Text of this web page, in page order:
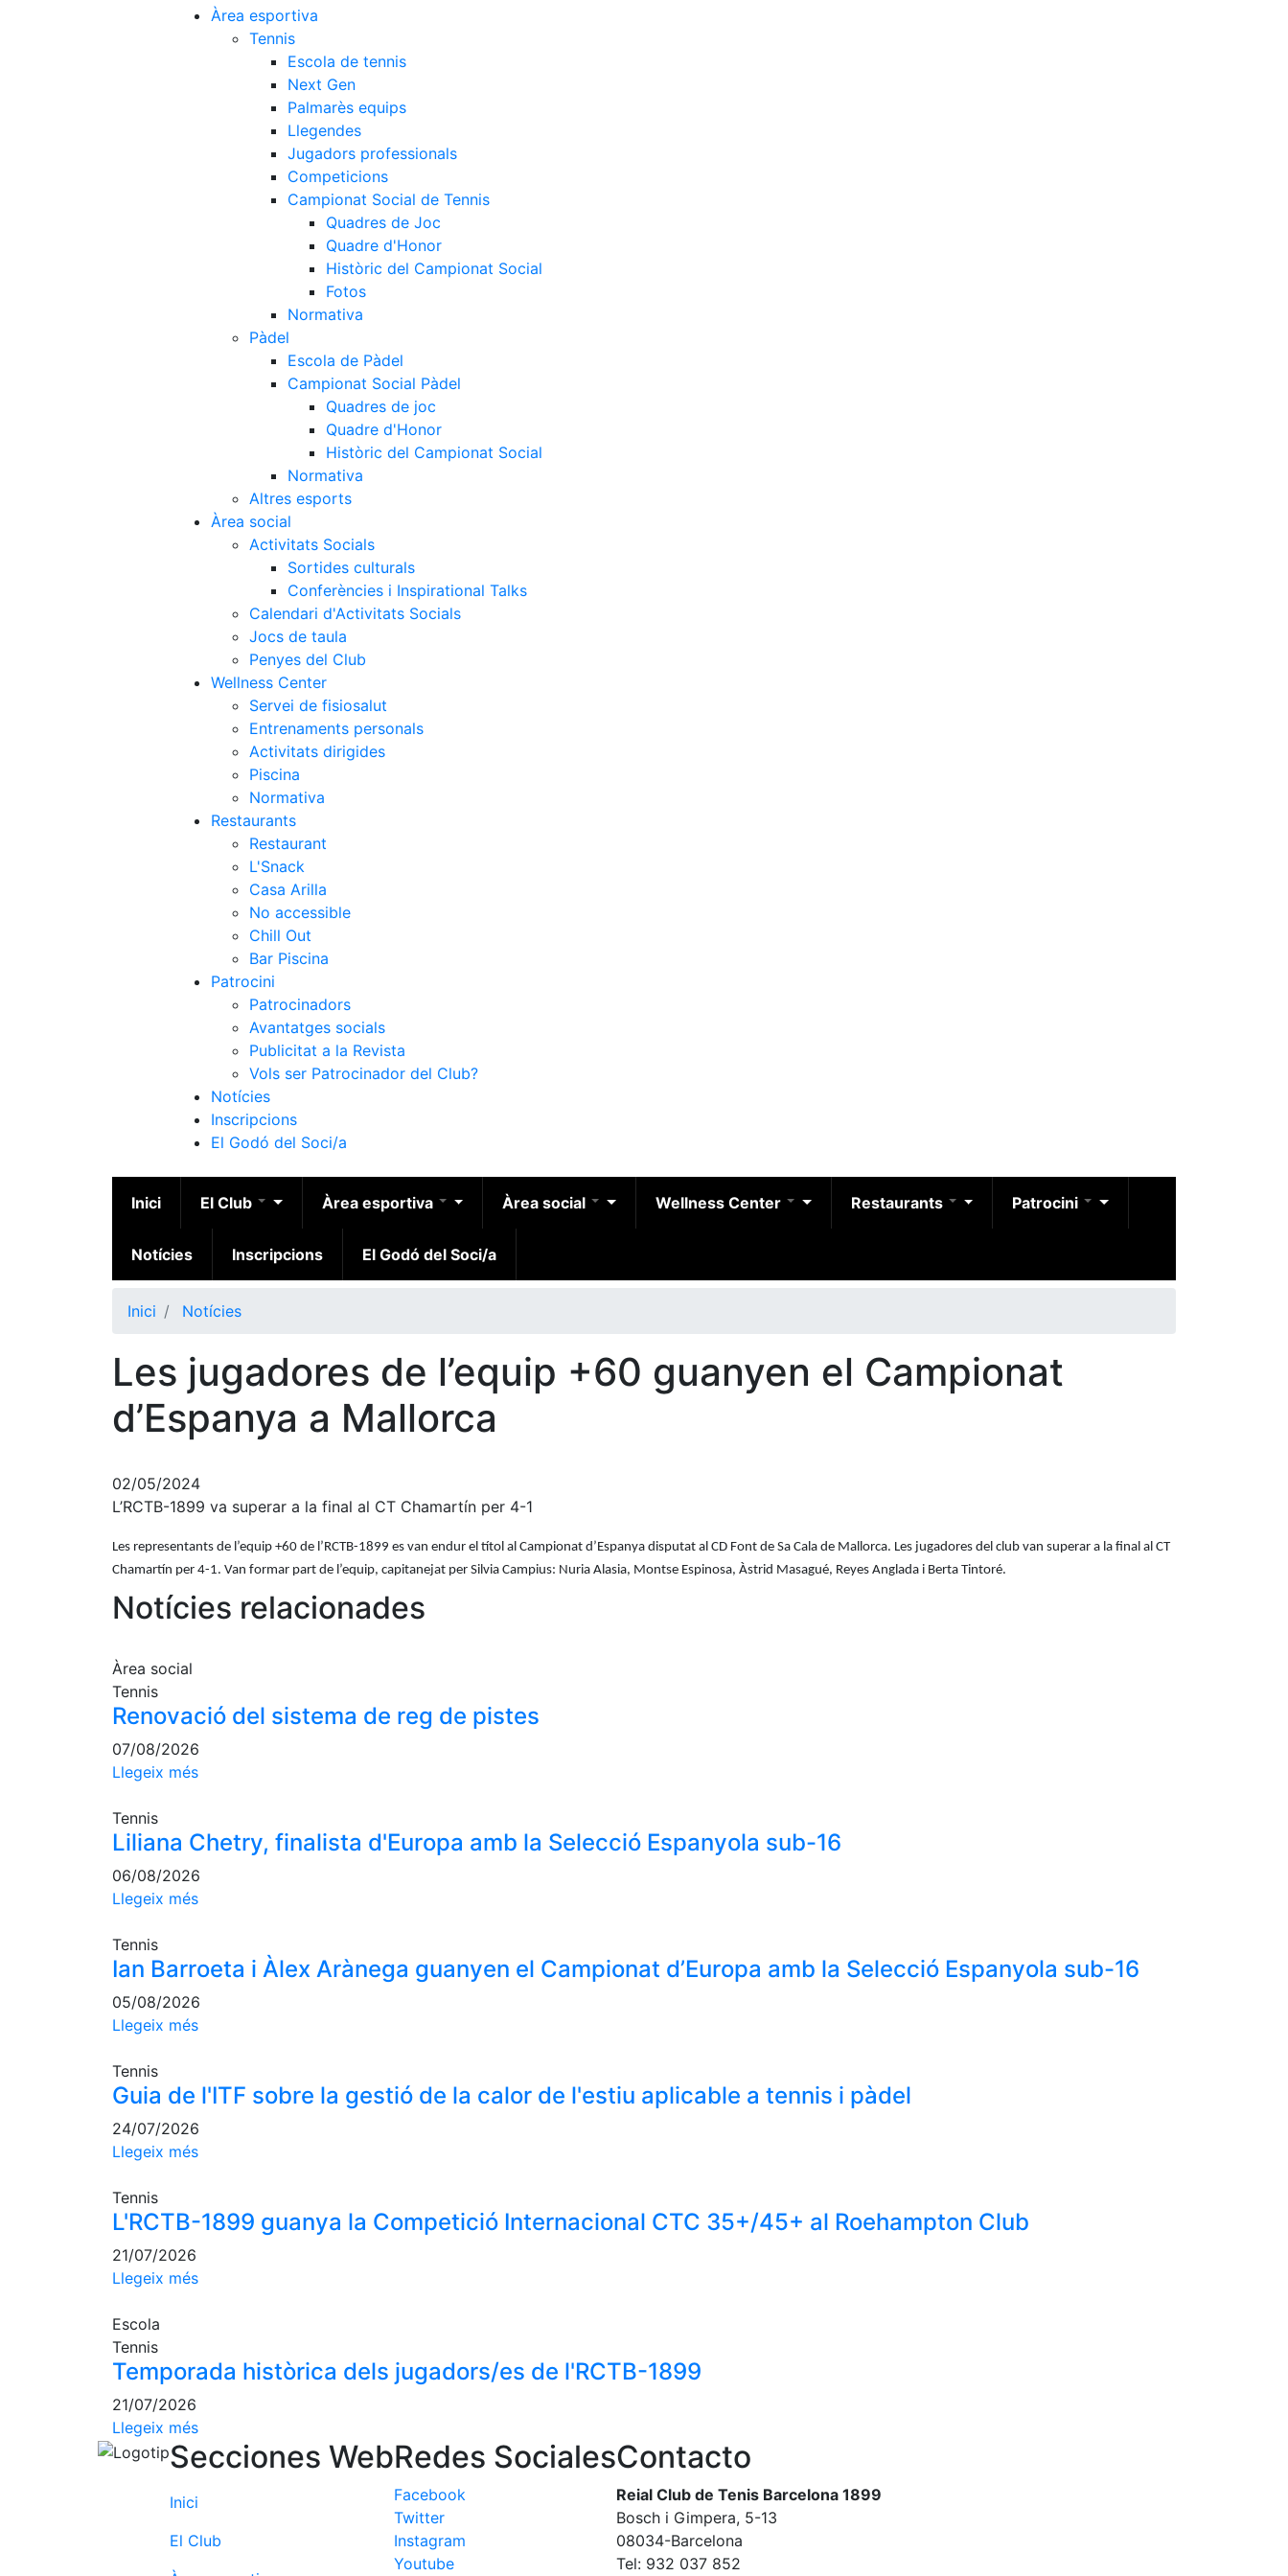
Àrea esportiva
Tennis
Escola de tennis
Next Gen
Palmarès equips
Llegendes
Jugadors professionals
Competicions
Campionat Social de Tennis
Quadres de Joc
Quadre d'Honor
Històric del Campionat Social
Fotos
Normativa
Pàdel
Escola de Pàdel
Campionat Social Pàdel
Quadres de joc
Quadre d'Honor
Històric del Campionat Social
Normativa
Altres esports
Àrea social
Activitats Socials
Sortides culturals
Conferències i Inspirational Talks
Calendari d'Activitats Socials
Jocs de taula
Penyes del Club
Wellness Center
Servei de fisiosalut
Entrenaments personals
Activitats dirigides
Piscina
Normativa
Restaurants
Restaurant
L'Snack
Casa Arilla
No accessible
Chill Out
Bar Piscina
Patrocini
Patrocinadors
Avantatges socials
Publicitat a la Revista
Vols ser Patrocinador del Club?
Notícies
Inscripcions
El Godó del Soci/a
Inici El Club Àrea esportiva Àrea social Wellness Center Restaurants Patrocini
Notícies Inscripcions El Godó del Soci/a
Inici Notícies
Les jugadores de l’equip +60 guanyen el Campionat
d’Espanya a Mallorca
02/05/2024
L’RCTB-1899 va superar a la final al CT Chamartín per 4-1
Les representants de l’equip +60 de l’RCTB-1899 es van endur el títol al Campionat d’Espanya disputat al CD Font de Sa Cala de Mallorca. Les jugadores del club van superar a la final al CT
Chamartín per 4-1. Van formar part de l’equip, capitanejat per Silvia Campius: Nuria Alasia, Montse Espinosa, Àstrid Masagué, Reyes Anglada i Berta Tintoré.
Notícies relacionades
Àrea social
Tennis
Renovació del sistema de reg de pistes
07/08/2026
Llegeix més
Tennis
Liliana Chetry, finalista d'Europa amb la Selecció Espanyola sub-16
06/08/2026
Llegeix més
Tennis
Ian Barroeta i Àlex Arànega guanyen el Campionat d’Europa amb la Selecció Espanyola sub-16
05/08/2026
Llegeix més
Tennis
Guia de l'ITF sobre la gestió de la calor de l'estiu aplicable a tennis i pàdel
24/07/2026
Llegeix més
Tennis
L'RCTB-1899 guanya la Competició Internacional CTC 35+/45+ al Roehampton Club
21/07/2026
Llegeix més
Escola
Tennis
Temporada històrica dels jugadors/es de l'RCTB-1899
21/07/2026
Llegeix més
Secciones Web
Inici
El Club
Redes Sociales
Facebook
Twitter
Instagram
Youtube
Contacto
Reial Club de Tenis Barcelona 1899
Bosch i Gimpera, 5-13
08034-Barcelona
Tel: 932 037 852